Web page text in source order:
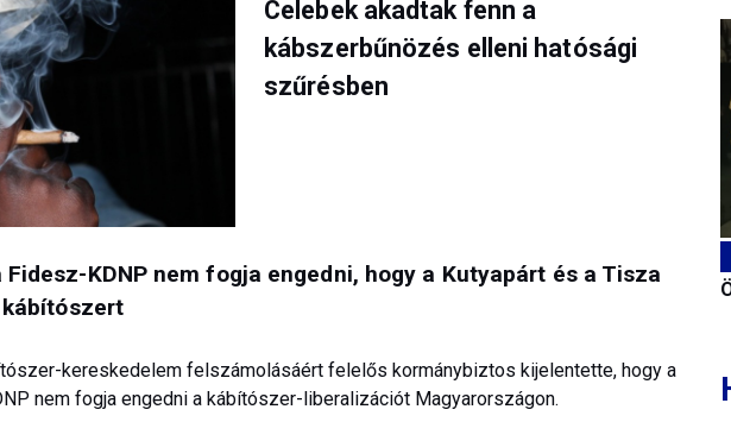
Celebek akadtak fenn a
kábszerbűnözés elleni hatósági
szűrésben
KDNP nem fogja engedni, hogy a Kutyapárt és a Tisza
kereskedelem felszámolásáért felelős kormánybiztos kijelentette, hogy a
nem fogja engedni a kábítószer-liberalizációt Magyarországon.